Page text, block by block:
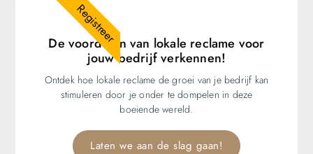
De voordelen van lokale reclame voor
jouw bedrijf verkennen!
Ontdek hoe lokale reclame de groei van je bedrijf kan
stimuleren door je onder te dompelen in deze
boeiende wereld.
Laten we aan de slag gaan!
Registreer